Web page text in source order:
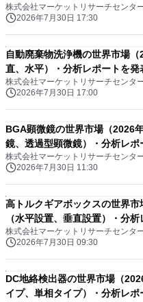
株式会社マーケットリサーチセンタ
2026年7月30日 17:30
自動廃棄物洗浄機の世界市場
直、水平）・分析レポートを発
株式会社マーケットリサーチセンタ
2026年7月30日 17:00
BGA顕微鏡の世界市場（2026
鏡、透過型顕微鏡）・分析レポ
株式会社マーケットリサーチセンタ
2026年7月30日 11:30
高トルクギアボックスの世界
（水平設置、垂直設置）・分
株式会社マーケットリサーチセンタ
2026年7月30日 09:30
DC地絡検出器の世界市場（
イプ、単相タイプ）・分析レポ